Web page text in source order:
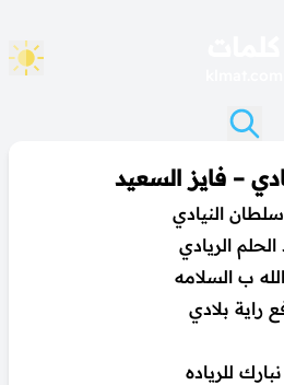
– فايز السعيد
النيادي
الحلم الريادي
ب السلامه
راية بلادي
للرياده